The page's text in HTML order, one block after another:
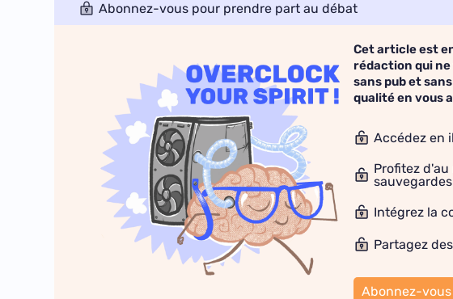
Abonnez-vous pour prendre part au débat
Cet article est
rédaction qui
sans pub et
qualité en vous
Accédez en
Profitez d'au
sauvegardes
Intégrez la
Partagez
Abonnez-vous